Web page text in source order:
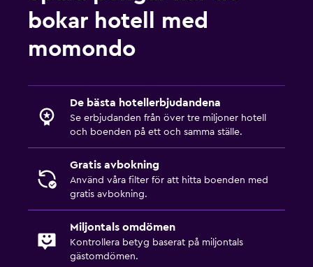
bokar hotell med
momondo
De bästa hotellerbjudandena
Se erbjudanden från över tre miljoner hotell
och boenden på ett och samma ställe.
Gratis avbokning
Använd våra filter för att hitta boenden med
gratis avbokning.
Miljontals omdömen
Kontrollera betyg baserat på miljontals
gästomdömen.